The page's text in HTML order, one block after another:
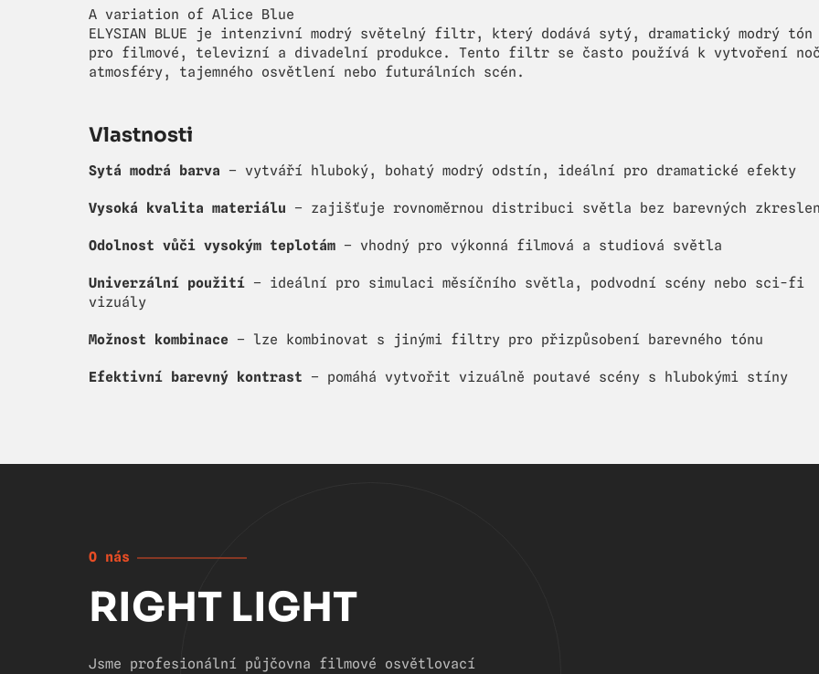
A variation of Alice Blue
ELYSIAN BLUE je intenzivní modrý světelný filtr, který dodává sytý, dramatický modrý tón
pro filmové, televizní a divadelní produkce. Tento filtr se často používá k vytvoření
atmosféry, tajemného osvětlení nebo futurálních scén.
Vlastnosti
Sytá modrá barva – vytváří hluboký, bohatý modrý odstín, ideální pro dramatické efekty
Vysoká kvalita materiálu – zajišťuje rovnoměrnou distribuci světla bez barevných
Odolnost vůči vysokým teplotám – vhodný pro výkonná filmová a studiová světla
Univerzální použití – ideální pro simulaci měsíčního světla, podvodní scény nebo sci-fi
vizuály
Možnost kombinace – lze kombinovat s jinými filtry pro přizpůsobení barevného tónu
Efektivní barevný kontrast – pomáhá vytvořit vizuálně poutavé scény s hlubokými stíny
O nás
RIGHT LIGHT
Jsme profesionální půjčovna filmové osvětlovací